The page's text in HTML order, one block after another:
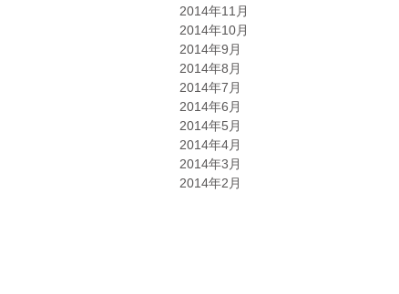
2014年11月
2014年10月
2014年9月
2014年8月
2014年7月
2014年6月
2014年5月
2014年4月
2014年3月
2014年2月